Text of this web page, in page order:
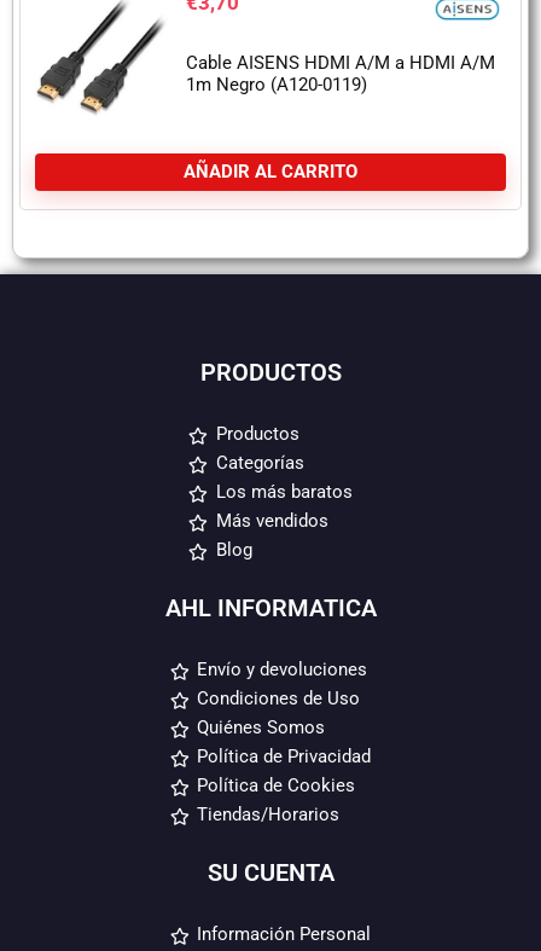
Cable AISENS HDMI A/M a HDMI A/M
1m Negro (A120-0119)
AÑADIR AL CARRITO
PRODUCTOS
Productos
Categorías
Los más baratos
Más vendidos
Blog
AHL INFORMATICA
Envío y devoluciones
Condiciones de Uso
Quiénes Somos
Política de Privacidad
Política de Cookies
Tiendas/Horarios
SU CUENTA
Información Personal